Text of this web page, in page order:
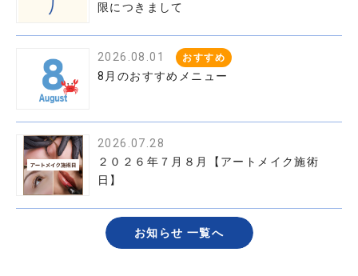
限につきまして
2026.08.01 おすすめ
8月のおすすめメニュー
2026.07.28
２０２６年７月８月【アートメイク施術
日】
お知らせ 一覧へ